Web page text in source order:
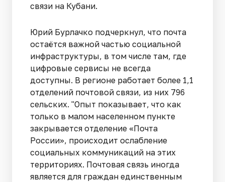
связи на Кубани.
Юрий Бурлачко подчеркнул, что почта
остаётся важной частью социальной
инфраструктуры, в том числе там, где
цифровые сервисы не всегда
доступны. В регионе работает более 1,1
отделений почтовой связи, из них 796
сельских. "Опыт показывает, что как
только в малом населенном пункте
закрывается отделение «Почта
России», происходит ослабление
социальных коммуникаций на этих
территориях. Почтовая связь иногда
является для граждан единственным